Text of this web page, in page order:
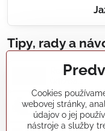
Tipy, rady a
Realizácie
Články a blogy
Cookies
webovej stránky,
údajov o jej
nástroje a služby